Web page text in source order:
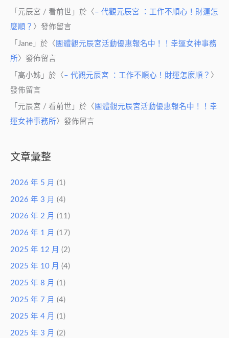
「 元辰宮 / 看前世 」於〈 – 代觀元辰宮 ：工作不順心！財運怎
麼順？ 〉發佈留言
「 Jane 」於〈 團體觀元辰宮活動優惠報名中！！幸運女神事務
所 〉發佈留言
「 高小姊 」於〈 – 代觀元辰宮 ：工作不順心！財運怎麼順？ 〉
發佈留言
「 元辰宮 / 看前世 」於〈 團體觀元辰宮活動優惠報名中！！幸
運女神事務所〉發佈留言
文章彙整
2026 年 5 月 (1)
2026 年 3 月 (4)
2026 年 2 月 (11)
2026 年 1 月 (17)
2025 年 12 月 (2)
2025 年 10 月 (4)
2025 年 8 月 (1)
2025 年 7 月 (4)
2025 年 4 月 (1)
2025 年 3 月 (2)